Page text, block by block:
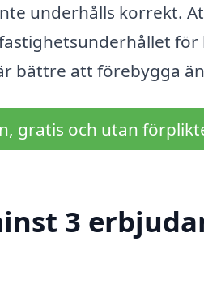
underhålls korrekt.
bättre att förebygga
gratis och utan
3